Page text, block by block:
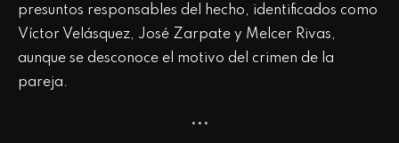
presuntos responsables del hecho, identificados como
Víctor Velásquez, José Zarpate y Melcer Rivas,
aunque se desconoce el motivo del crimen de la
pareja.
***